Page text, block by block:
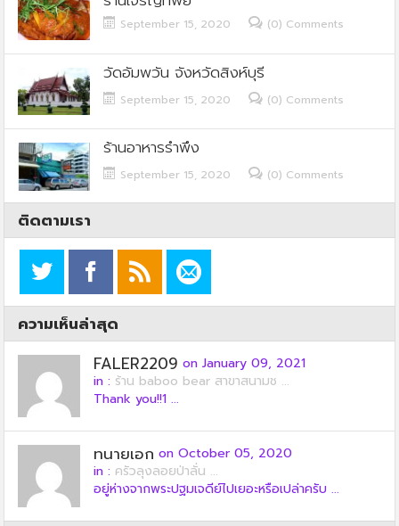
September 15, 2020 (0) Comments
วัดอัมพวัน จังหวัดสิงห์บุรี
September 15, 2020 (0) Comments
ร้านอาหารรำพึง
September 15, 2020 (0) Comments
ติดตามเรา
ความเห็นล่าสุด
FALER2209 on January 09, 2021
in : ร้าน baboo bear สาขาสนามช ...
Thank you!!1 ...
ทนายเอก on October 05, 2020
in : ครัวลุงลอยป่าลั่น ...
อยู่ห่างจากพระปฐมเจดีย์ไปเยอะหรือเปล่าครับ ...